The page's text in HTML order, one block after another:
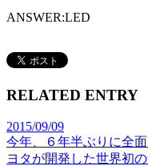
ANSWER:LED
RELATED ENTRY
2015/09/09
今年、６年半ぶりに全
ヨタが開発した世界初